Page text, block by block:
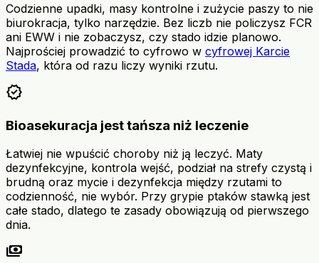
Codzienne upadki, masy kontrolne i zużycie paszy to nie
biurokracja, tylko narzędzie. Bez liczb nie policzysz FCR
ani EWW i nie zobaczysz, czy stado idzie planowo.
Najprościej prowadzić to cyfrowo w cyfrowej Karcie
Stada, która od razu liczy wyniki rzutu.
verified
Bioasekuracja jest tańsza niż leczenie
Łatwiej nie wpuścić choroby niż ją leczyć. Maty
dezynfekcyjne, kontrola wejść, podział na strefy czystą i
brudną oraz mycie i dezynfekcja między rzutami to
codzienność, nie wybór. Przy grypie ptaków stawką jest
całe stado, dlatego te zasady obowiązują od pierwszego
dnia.
payments